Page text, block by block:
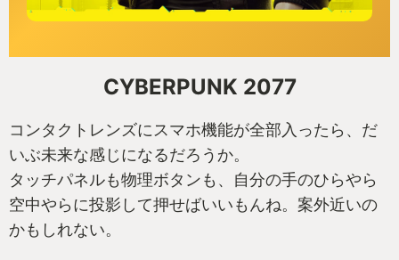
CYBERPUNK 2077
コンタクトレンズにスマホ機能が全部入ったら、だ
いぶ未来な感じになるだろうか。
タッチパネルも物理ボタンも、自分の手のひらやら
空中やらに投影して押せばいいもんね。案外近いの
かもしれない。